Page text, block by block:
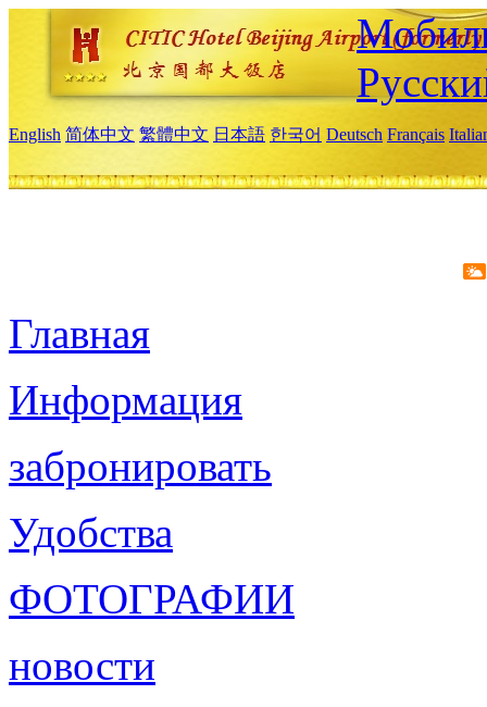
English 简体中文 繁體中文 日本語 한국어 Deutsch Français
Главная
Информация
забронировать
Удобства
ФОТОГРАФИИ
новости